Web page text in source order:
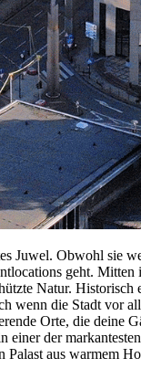
Juwel. Obwohl sie
geht.
Natur. Historisch
wenn die Stadt vor
Orte, die deine
einer der
aus warmem